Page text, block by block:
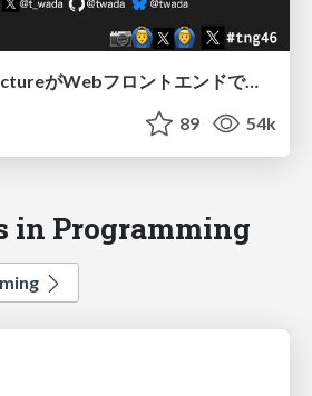
The Clean ArchitectureがWebフロントエンドでしっくりこないのは何故か / Why The Clean Architecture does not fit with Web Frontend
89 54k
in Programming